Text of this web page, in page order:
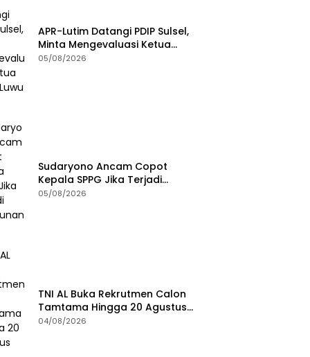
APR-Lutim Datangi PDIP Sulsel,
Minta Mengevaluasi Ketua
DPRD Luwu Timur
05/08/2026
Sudaryono Ancam Copot
Kepala SPPG Jika Terjadi
Keracunan MBG
05/08/2026
TNI AL Buka Rekrutmen Calon
Tamtama Hingga 20 Agustus
2026
04/08/2026